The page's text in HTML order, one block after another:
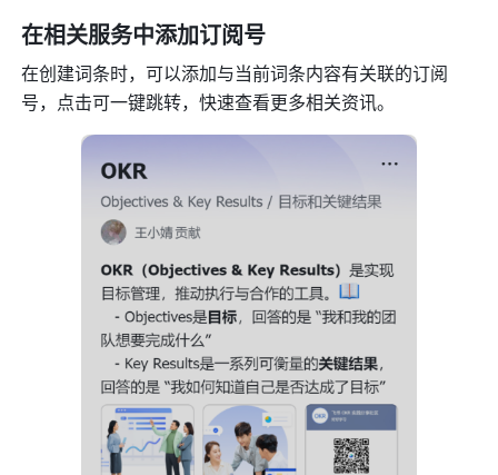
在相关服务中添加订阅号
在创建词条时，可以添加与当前词条内容有关联的订阅
号，点击可一键跳转，快速查看更多相关资讯。